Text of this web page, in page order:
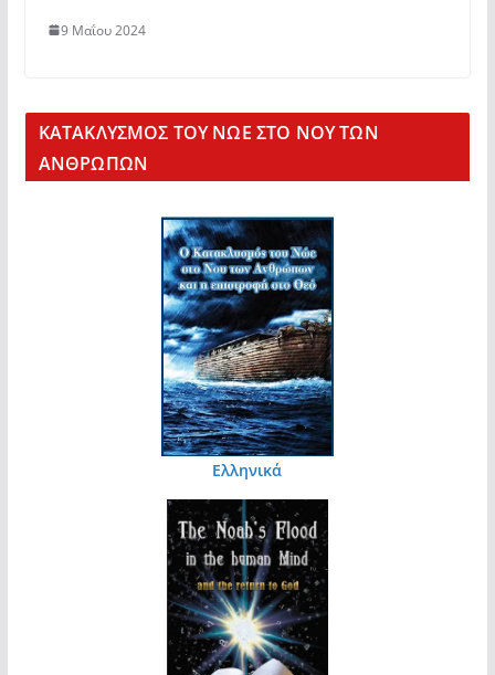
9 Μαΐου 2024
KΑΤΑΚΛΥΣΜΟΣ ΤΟΥ ΝΩΕ ΣΤΟ ΝΟΥ ΤΩΝ
ΑΝΘΡΩΠΩΝ
Ελληνικά